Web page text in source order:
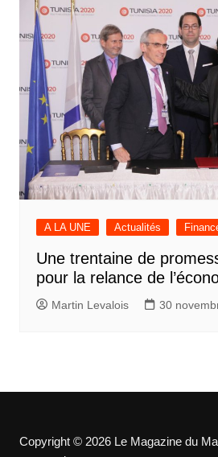
A LA UNE Actualités
Une trentaine de
pour la relance de
Martin Levalois 30
Copyright © 2026 Le Magazine du